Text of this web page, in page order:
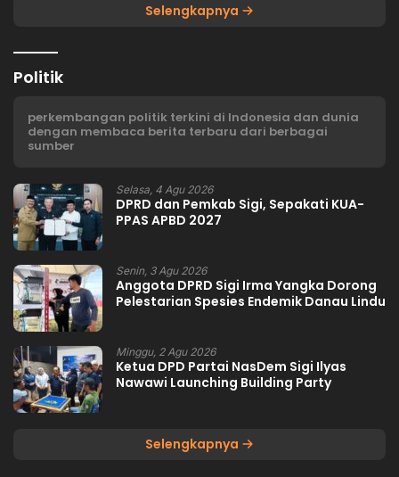
Selengkapnya
Politik
perkembangan politik terkini di Indonesia dan dunia
dengan membaca berita terbaru dari berbagai
sumber
Selasa, 4 Agu 2026
DPRD dan Pemkab Sigi, Sepakati KUA-
PPAS APBD 2027
Senin, 3 Agu 2026
Anggota DPRD Sigi Irma Yangka Dorong
Pelestarian Spesies Endemik Danau Lindu
Minggu, 2 Agu 2026
Ketua DPD Partai NasDem Sigi Ilyas
Nawawi Launching Building Party
Selengkapnya